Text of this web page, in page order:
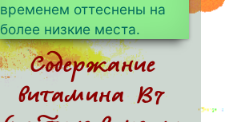
временем оттеснены на
более низкие места.
Содержание
витамина B7